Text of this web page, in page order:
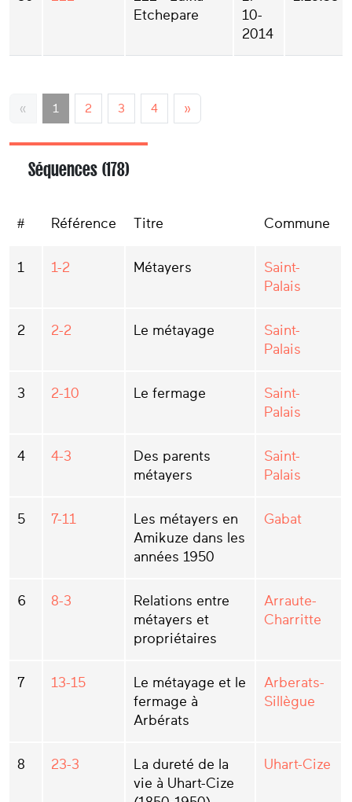
Etchepare
10-
2014
« 1 2 3 4 »
Séquences (178)
# Référence Titre Commune
1 1-2 Métayers
Saint-
Palais
2 2-2 Le métayage
Saint-
Palais
3 2-10 Le fermage
Saint-
Palais
4 4-3
Des parents
métayers
Saint-
Palais
5 7-11
Les métayers en
Amikuze dans les
années 1950
Gabat
6 8-3
Relations entre
métayers et
propriétaires
Arraute-
Charritte
7 13-15
Le métayage et le
fermage à
Arbérats
Arberats-
Sillègue
8 23-3
La dureté de la
vie à Uhart-Cize
Uhart-Cize